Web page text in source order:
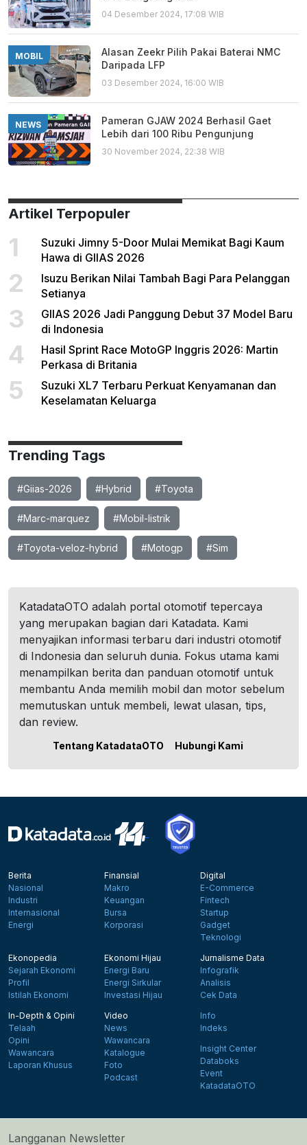
04 Desember 2024, 17:08 WIB
MOBIL
Alasan Zeekr Pilih Pakai Baterai NMC
Daripada LFP
03 Desember 2024, 16:00 WIB
NEWS
Pameran GJAW 2024 Berhasil Gaet
Lebih dari 100 Ribu Pengunjung
30 November 2024, 22:38 WIB
Artikel Terpopuler
1
Suzuki Jimny 5-Door Mulai Memikat Bagi Kaum
Hawa di GIIAS 2026
2
Isuzu Berikan Nilai Tambah Bagi Para Pelanggan
Setianya
3
GIIAS 2026 Jadi Panggung Debut 37 Model Baru
di Indonesia
4
Hasil Sprint Race MotoGP Inggris 2026: Martin
Perkasa di Britania
5
Suzuki XL7 Terbaru Perkuat Kenyamanan dan
Keselamatan Keluarga
Trending Tags
#Giias-2026 #Hybrid #Toyota
#Marc-marquez #Mobil-listrik
#Toyota-veloz-hybrid #Motogp #Sim
KatadataOTO adalah portal otomotif tepercaya
yang merupakan bagian dari Katadata. Kami
menyajikan informasi terbaru dari industri otomotif
di Indonesia dan seluruh dunia. Fokus utama kami
menampilkan berita dan panduan otomotif untuk
membantu Anda memilih mobil dan motor sebelum
memutuskan untuk membeli, lewat ulasan, tips,
dan review.
Tentang KatadataOTO Hubungi Kami
Berita
Nasional
Industri
Internasional
Energi
Finansial
Makro
Keuangan
Bursa
Korporasi
Digital
E-Commerce
Fintech
Startup
Gadget
Teknologi
Ekonopedia
Sejarah Ekonomi
Profil
Istilah Ekonomi
Ekonomi Hijau
Energi Baru
Energi Sirkular
Investasi Hijau
Jurnalisme Data
Infografik
Analisis
Cek Data
In-Depth & Opini
Telaah
Opini
Wawancara
Laporan Khusus
Video
News
Wawancara
Katalogue
Foto
Podcast
Info
Indeks
Insight Center
Databoks
Event
KatadataOTO
Langganan Newsletter